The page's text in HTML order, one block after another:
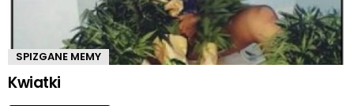
SPIZGANE MEMY
Kwiatki